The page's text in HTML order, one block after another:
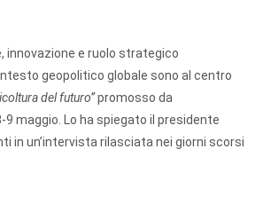
innovazione e ruolo strategico
geopolitico globale sono al centro
del futuro”promosso da
9 maggio. Lo ha spiegato il presidente
in un’intervista rilasciata nei giorni scorsi